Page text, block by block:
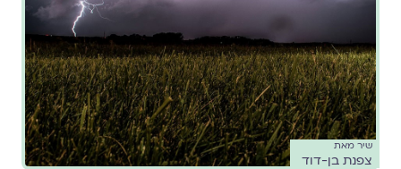
שיר מאת
צפנת בן-דוד